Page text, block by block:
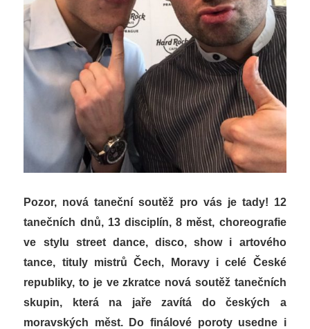
Pozor, nová taneční soutěž pro vás je tady! 12
tanečních dnů, 13 disciplín, 8 měst, choreografie
ve stylu street dance, disco, show i artového
tance, tituly mistrů Čech, Moravy i celé České
republiky, to je ve zkratce nová soutěž tanečních
skupin, která na jaře zavítá do českých a
moravských měst. Do finálové poroty usedne i